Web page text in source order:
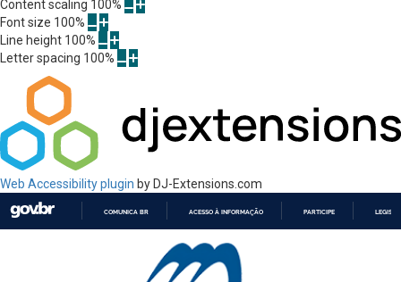
Content scaling 100%
Font size 100%
Line height 100%
Letter spacing 100%
Web Accessibility plugin by DJ-Extensions.com
PARA
CONTEÚDO
COMUNICA BR ACESSO À INFORMAÇÃO PARTICIPE